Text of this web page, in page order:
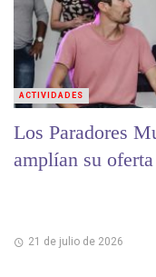
Los Paradores
amplían su
21 de julio de 2026
ACTIVIDADES